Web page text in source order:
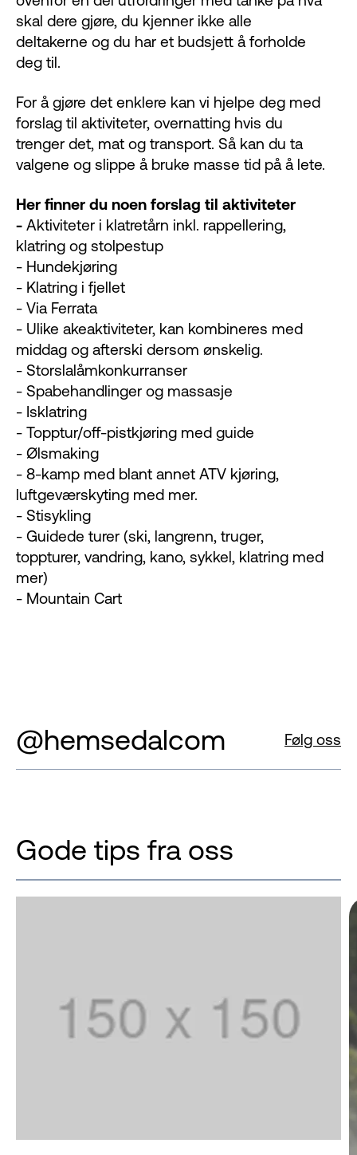
skal dere gjøre, du kjenner ikke alle
deltakerne og du har et budsjett å forholde
deg til.
For å gjøre det enklere kan vi hjelpe deg med
forslag til aktiviteter, overnatting hvis du
trenger det, mat og transport. Så kan du ta
valgene og slippe å bruke masse tid på å lete.
Her finner du noen forslag til aktiviteter
- Aktiviteter i klatretårn inkl. rappellering,
klatring og stolpestup
- Hundekjøring
- Klatring i fjellet
- Via Ferrata
- Ulike akeaktiviteter, kan kombineres med
middag og afterski dersom ønskelig.
- Storslalåmkonkurranser
- Spabehandlinger og massasje
- Isklatring
- Topptur/off-pistkjøring med guide
- Ølsmaking
- 8-kamp med blant annet ATV kjøring,
luftgeværskyting med mer.
- Stisykling
- Guidede turer (ski, langrenn, truger,
toppturer, vandring, kano, sykkel, klatring med
mer)
- Mountain Cart
@hemsedalcom Følg oss
Gode tips fra oss